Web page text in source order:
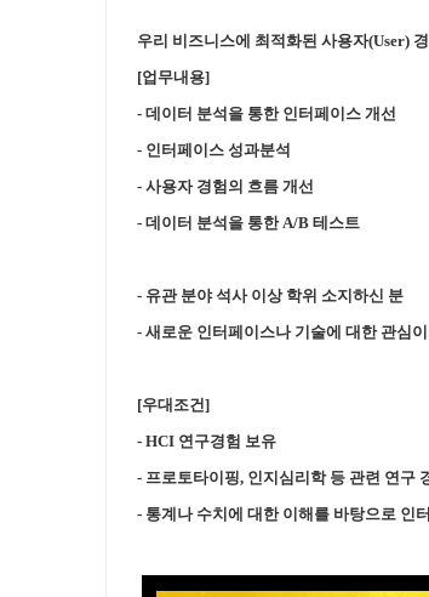
우리 비즈니스에 최적화된 사용자(User)
[업무내용]
- 데이터 분석을 통한 인터페이스 개선
- 인터페이스 성과분석
- 사용자 경험의 흐름 개선
- 데이터 분석을 통한 A/B 테스트
- 유관 분야 석사 이상 학위 소지하신 분
- 새로운 인터페이스나 기술에 대한 관심
[우대조건]
- HCI 연구경험 보유
- 프로토타이핑, 인지심리학 등 관련 연구
- 통계나 수치에 대한 이해를 바탕으로 인